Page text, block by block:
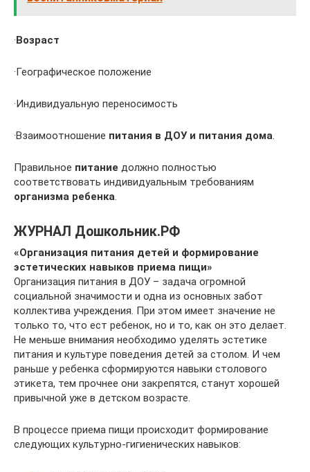
·Возраст
·Географическое положение
·Индивидуальную переносимость
·Взаимоотношение питания в ДОУ и питания дома.
Правильное питание должно полностью
соответствовать индивидуальным требованиям
организма ребенка.
ЖУРНАЛ Дошкольник.РФ
«Организация питания детей и формирование
эстетических навыков приема пищи»
Организация питания в ДОУ – задача огромной
социальной значимости и одна из основных забот
коллектива учреждения. При этом имеет значение не
только то, что ест ребенок, но и то, как он это делает.
Не меньше внимания необходимо уделять эстетике
питания и культуре поведения детей за столом. И чем
раньше у ребенка сформируются навыки столового
этикета, тем прочнее они закрепятся, станут хорошей
привычной уже в детском возрасте.
В процессе приема пищи происходит формирование
следующих культурно-гигиенических навыков: